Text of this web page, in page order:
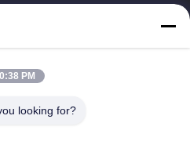
PM
looking for?